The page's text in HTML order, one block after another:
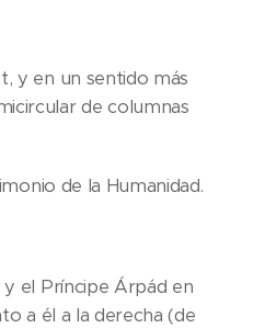
y en un sentido más
de columnas
de la Humanidad.
el Príncipe Árpád en
a él a la derecha (de